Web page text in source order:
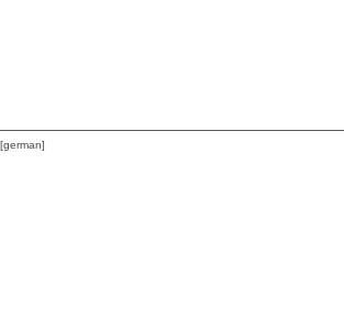
[german]